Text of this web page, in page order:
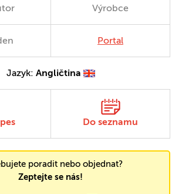
Výrobce
Portal
Jazyk: Angličtina
Do seznamu
poradit nebo objednat?
Zeptejte se nás!